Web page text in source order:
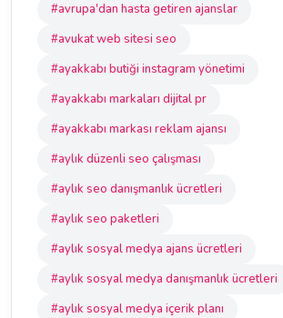
#avrupa'dan hasta getiren ajanslar
#avukat web sitesi seo
#ayakkabı butiği instagram yönetimi
#ayakkabı markaları dijital pr
#ayakkabı markası reklam ajansı
#aylık düzenli seo çalışması
#aylık seo danışmanlık ücretleri
#aylık seo paketleri
#aylık sosyal medya ajans ücretleri
#aylık sosyal medya danışmanlık ücretleri
#aylık sosyal medya içerik planı